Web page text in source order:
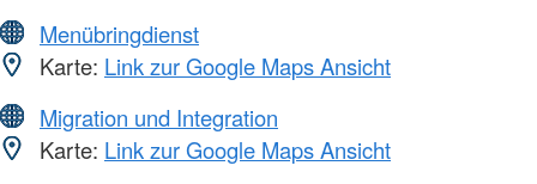
Menübringdienst
Karte: Link zur Google Maps Ansicht
Migration und Integration
Karte: Link zur Google Maps Ansicht